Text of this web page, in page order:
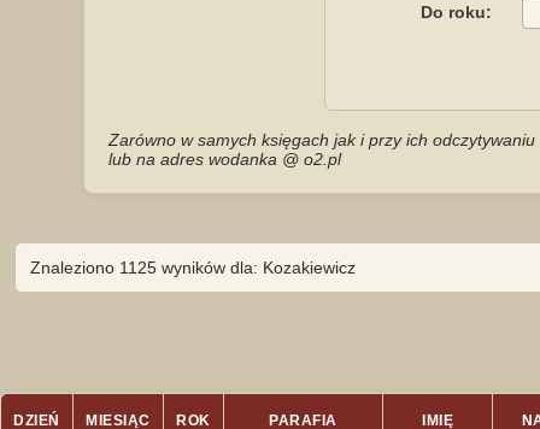
Do roku:
Zarówno w samych księgach jak i przy ich
lub na adres wodanka @ o2.pl
Znaleziono 1125 wyników dla: Kozakiewicz
DZIEŃ MIESIĄC ROK PARAFIA IMIĘ